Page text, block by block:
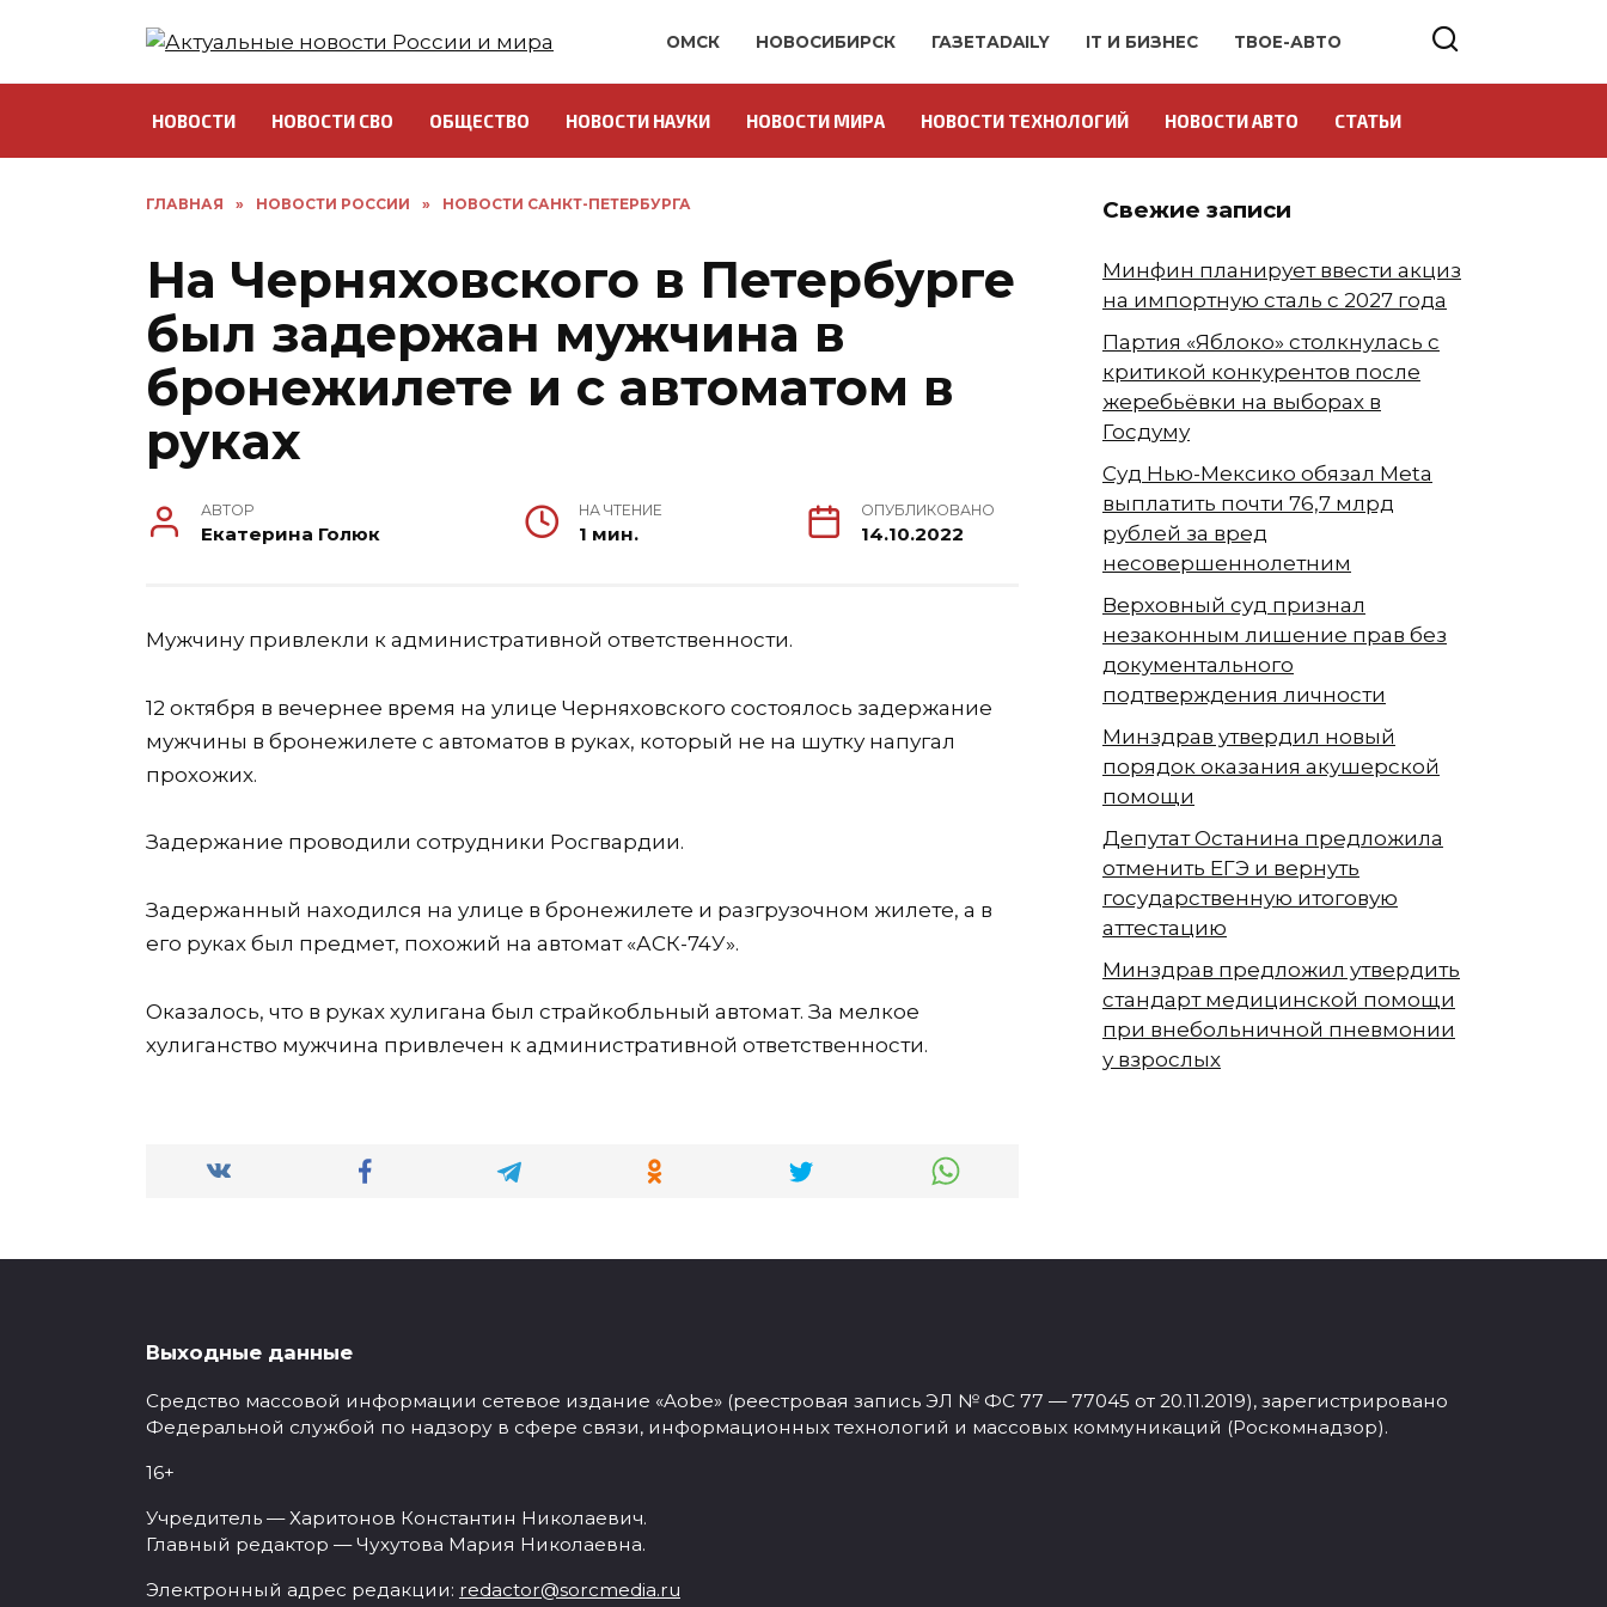
ОМСК НОВОСИБИРСК ГАЗЕТАDAILY IT И БИЗНЕС ТВОЕ-АВТО
НОВОСТИ НОВОСТИ СВО ОБЩЕСТВО НОВОСТИ НАУКИ НОВОСТИ МИРА НОВОСТИ ТЕХНОЛОГИЙ НОВОСТИ АВТО СТАТЬИ
ГЛАВНАЯ » НОВОСТИ РОССИИ » НОВОСТИ САНКТ-ПЕТЕРБУРГА
На Черняховского в Петербурге
был задержан мужчина в
бронежилете и с автоматом в
руках
АВТОР
Екатерина Голюк
НА ЧТЕНИЕ
1 мин.
ОПУБЛИКОВАНО
14.10.2022
Мужчину привлекли к административной ответственности.
12 октября в вечернее время на улице Черняховского состоялось задержание
мужчины в бронежилете с автоматов в руках, который не на шутку напугал
прохожих.
Задержание проводили сотрудники Росгвардии.
Задержанный находился на улице в бронежилете и разгрузочном жилете, а в
его руках был предмет, похожий на автомат «АСК-74У».
Оказалось, что в руках хулигана был страйкобльный автомат. За мелкое
хулиганство мужчина привлечен к административной ответственности.
Свежие записи
Минфин планирует ввести акциз
на импортную сталь с 2027 года
Партия «Яблоко» столкнулась с
критикой конкурентов после
жеребьёвки на выборах в
Госдуму
Суд Нью-Мексико обязал Meta
выплатить почти 76,7 млрд
рублей за вред
несовершеннолетним
Верховный суд признал
незаконным лишение прав без
документального
подтверждения личности
Минздрав утвердил новый
порядок оказания акушерской
помощи
Депутат Останина предложила
отменить ЕГЭ и вернуть
государственную итоговую
аттестацию
Минздрав предложил утвердить
стандарт медицинской помощи
при внебольничной пневмонии
у взрослых
Выходные данные
Средство массовой информации сетевое издание «Aobe» (реестровая запись ЭЛ № ФС 77 — 77045 от 20.11.2019), зарегистрировано
Федеральной службой по надзору в сфере связи, информационных технологий и массовых коммуникаций (Роскомнадзор).
16+
Учредитель — Харитонов Константин Николаевич.
Главный редактор — Чухутова Мария Николаевна.
Электронный адрес редакции: redactor@sorcmedia.ru